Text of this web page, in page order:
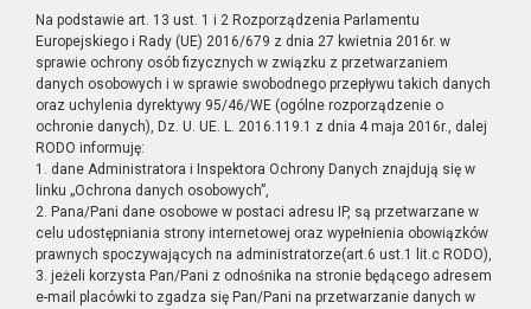
Na podstawie art. 13 ust. 1 i 2 Rozporządzenia Parlamentu
Europejskiego i Rady (UE) 2016/679 z dnia 27 kwietnia 2016r. w
sprawie ochrony osób fizycznych w związku z przetwarzaniem
danych osobowych i w sprawie swobodnego przepływu takich danych
oraz uchylenia dyrektywy 95/46/WE (ogólne rozporządzenie o
ochronie danych), Dz. U. UE. L. 2016.119.1 z dnia 4 maja 2016r., dalej
RODO informuję:
1. dane Administratora i Inspektora Ochrony Danych znajdują się w
linku „Ochrona danych osobowych”,
2. Pana/Pani dane osobowe w postaci adresu IP, są przetwarzane w
celu udostępniania strony internetowej oraz wypełnienia obowiązków
prawnych spoczywających na administratorze(art.6 ust.1 lit.c RODO),
3. jeżeli korzysta Pan/Pani z odnośnika na stronie będącego adresem
e-mail placówki to zgadza się Pan/Pani na przetwarzanie danych w